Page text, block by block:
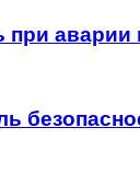
при аварии